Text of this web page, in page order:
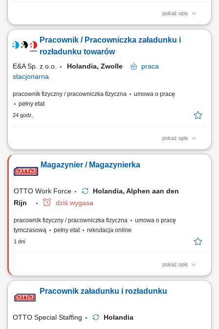
pokaż opis
Zakres obowiązków skanować paczki i układać je na odpowiednich
załadowywać i rozładowywać naczepy ciężarowe; dbać o
bezpieczeństwo przesyłek podczas transportu; utrzymywać porządek na
Pracownik / Pracowniczka załadunku i
rozładunku towarów
E&A Sp. z o.o. Holandia, Zwolle
praca
stacjonarna
pracownik fizyczny / pracowniczka fizyczna
umowa o pracę
pełny etat
24 godz.
pokaż opis
Zakres obowiązków: załadunek oraz rozładunek sortowanie elektroniki;
zbieranie zamówień za pomocą skanera; Wymagania: znajomość
języka angielskiego w stopniu komunikatywnym; gotowość do pracy w
Magazynier / Magazynierka
OTTO Work Force
Holandia, Alphen aan den
Rijn
dziś wygasa
pracownik fizyczny / pracowniczka fizyczna
umowa o pracę
tymczasową
pełny etat rekrutacja online
1 dni
pokaż opis
Opis stanowiska Przyjmowanie dostaw oraz przygotowywanie towarów
dostępnych narzędzi magazynowych; Kompletacja zamówień i
przygotowywanie paczek dla klientów; Sortowanie oraz kontrola jakości
Pracownik załadunku i rozładunku
OTTO Special Staffing Holandia